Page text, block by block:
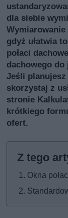
dla siebie
gdyż ułatwia
połaci
dachowego
Jeśli
skorzystaj z
stronie
krótkiego
ofert.
Okna